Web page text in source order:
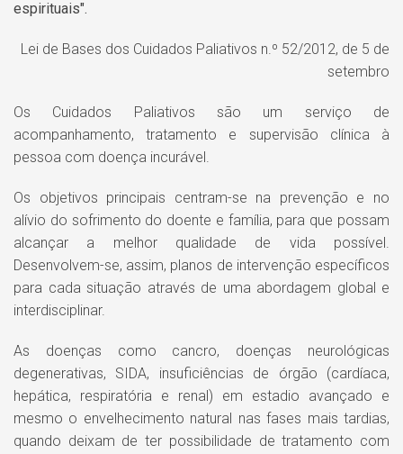
espirituais".
Lei de Bases dos Cuidados Paliativos n.º 52/2012, de 5 de
setembro
Os Cuidados Paliativos são um serviço de
acompanhamento, tratamento e supervisão clínica à
pessoa com doença incurável.
Os objetivos principais centram-se na prevenção e no
alívio do sofrimento do doente e família, para que possam
alcançar a melhor qualidade de vida possível.
Desenvolvem-se, assim, planos de intervenção específicos
para cada situação através de uma abordagem global e
interdisciplinar.
As doenças como cancro, doenças neurológicas
degenerativas, SIDA, insuficiências de órgão (cardíaca,
hepática, respiratória e renal) em estadio avançado e
mesmo o envelhecimento natural nas fases mais tardias,
quando deixam de ter possibilidade de tratamento com